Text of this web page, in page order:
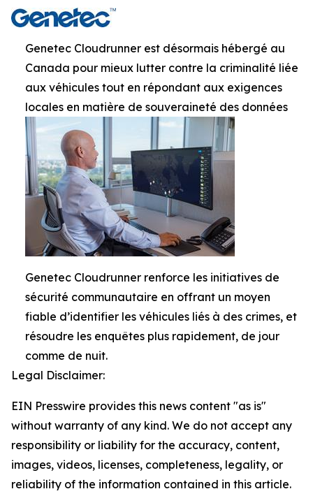
Genetec Cloudrunner est désormais hébergé au
Canada pour mieux lutter contre la criminalité liée
aux véhicules tout en répondant aux exigences
locales en matière de souveraineté des données
Genetec Cloudrunner renforce les initiatives de
sécurité communautaire en offrant un moyen
fiable d’identifier les véhicules liés à des crimes, et
résoudre les enquêtes plus rapidement, de jour
comme de nuit.
Legal Disclaimer:
EIN Presswire provides this news content "as is"
without warranty of any kind. We do not accept any
responsibility or liability for the accuracy, content,
images, videos, licenses, completeness, legality, or
reliability of the information contained in this article.